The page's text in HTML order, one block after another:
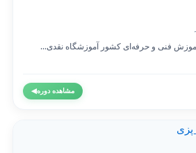
فنی و حرفه‌ای کشور آموزشگاه نقدی...
مشاهده دوره◀